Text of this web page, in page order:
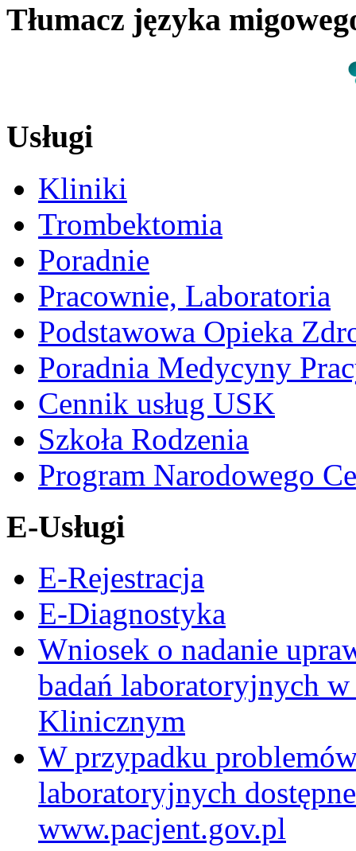
Tłumacz języka
Usługi
Kliniki
Trombektomia
Poradnie
Pracownie, Laboratoria
Podstawowa Opieka
Poradnia Medycyny
Cennik usług USK
Szkoła Rodzenia
Program Narodowego
E-Usługi
E-Rejestracja
E-Diagnostyka
Wniosek o nadanie
badań laboratoryjnych
Klinicznym
W przypadku
laboratoryjnych
www.pacjent.gov.pl